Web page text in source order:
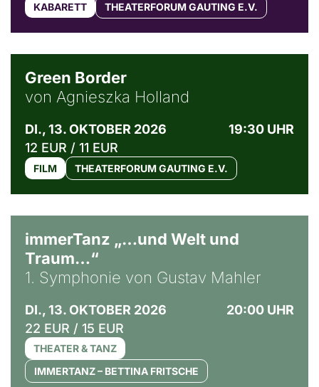
KABARETT THEATERFORUM GAUTING E.V.
Green Border
von Agnieszka Holland
DI., 13. OKTOBER 2026
19:30 UHR
12 EUR / 11 EUR
FILM THEATERFORUM GAUTING E.V.
immerTanz „…und Welt und
Traum…“
1. Symphonie von Gustav Mahler
DI., 13. OKTOBER 2026
20:00 UHR
22 EUR / 15 EUR
THEATER & TANZ
IMMERTANZ – BETTINA FRITSCHE